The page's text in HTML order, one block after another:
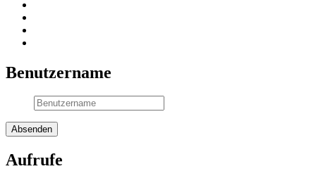
Benutzername
Aufrufe